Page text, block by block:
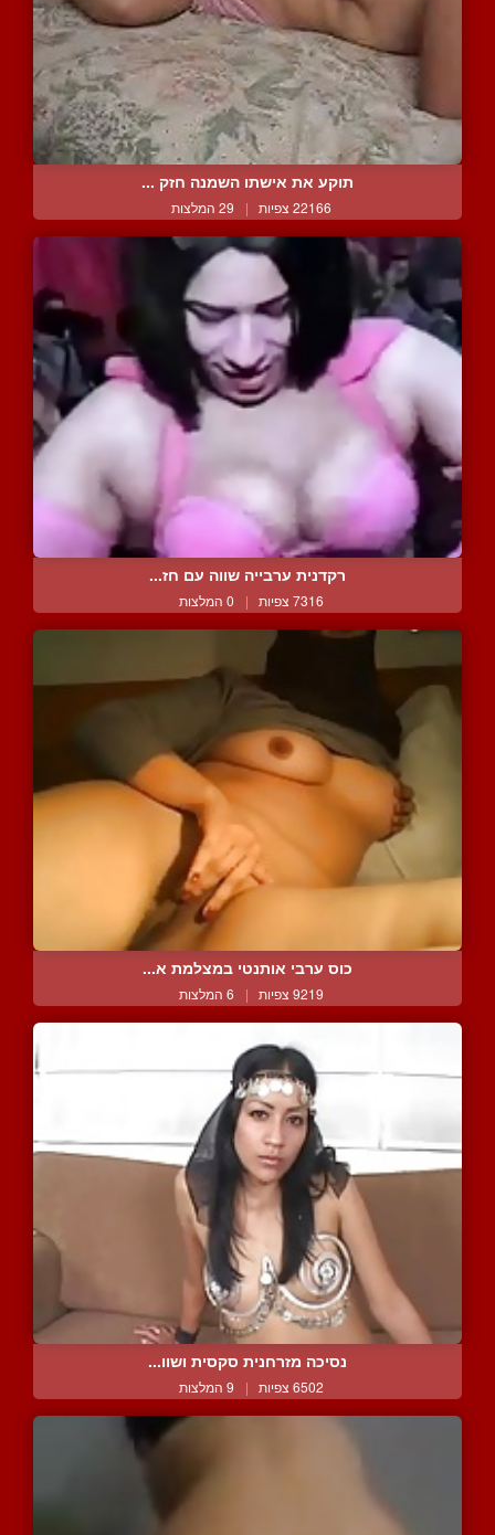
תוקע את אישתו השמנה חזק ...
22166 צפיות | 29 המלצות
רקדנית ערבייה שווה עם חז...
7316 צפיות | 0 המלצות
כוס ערבי אותנטי במצלמת א...
9219 צפיות | 6 המלצות
נסיכה מזרחנית סקסית ושוו...
6502 צפיות | 9 המלצות